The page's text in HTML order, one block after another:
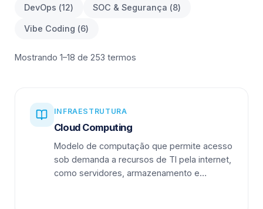
DevOps (12) SOC & Segurança (8)
Vibe Coding (6)
Mostrando 1–18 de 253 termos
INFRAESTRUTURA
Cloud Computing
Modelo de computação que permite acesso
sob demanda a recursos de TI pela internet,
como servidores, armazenamento e